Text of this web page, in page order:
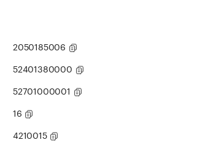
2050185006
52401380000
52701000001
16
4210015